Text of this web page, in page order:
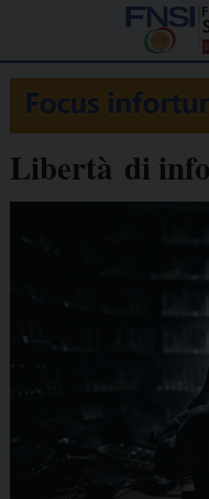
Libertà di